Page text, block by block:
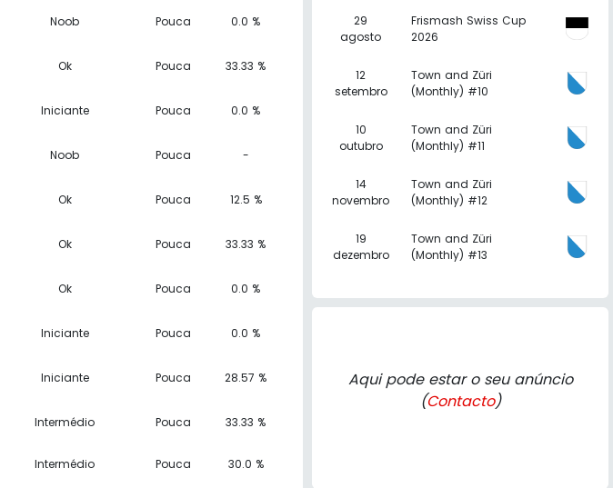
Noob Pouca 0.0 %
Ok Pouca 33.33 %
Iniciante Pouca 0.0 %
Noob Pouca -
Ok Pouca 12.5 %
Ok Pouca 33.33 %
Ok Pouca 0.0 %
Iniciante Pouca 0.0 %
Iniciante Pouca 28.57 %
Intermédio Pouca 33.33 %
Intermédio Pouca 30.0 %
29
agosto
Frismash Swiss Cup
2026
12
setembro
Town and Züri
(Monthly) #10
10
outubro
Town and Züri
(Monthly) #11
14
novembro
Town and Züri
(Monthly) #12
19
dezembro
Town and Züri
(Monthly) #13
Aqui pode estar o seu anúncio
(Contacto)